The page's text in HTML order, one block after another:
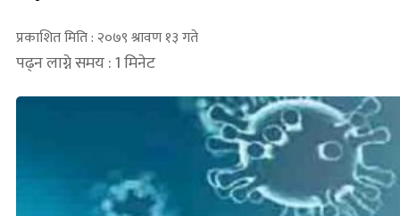
प्रकाशित मिति : २०७९ श्रावण १३ गते
पढ्न लाग्ने समय : 1 मिनेट